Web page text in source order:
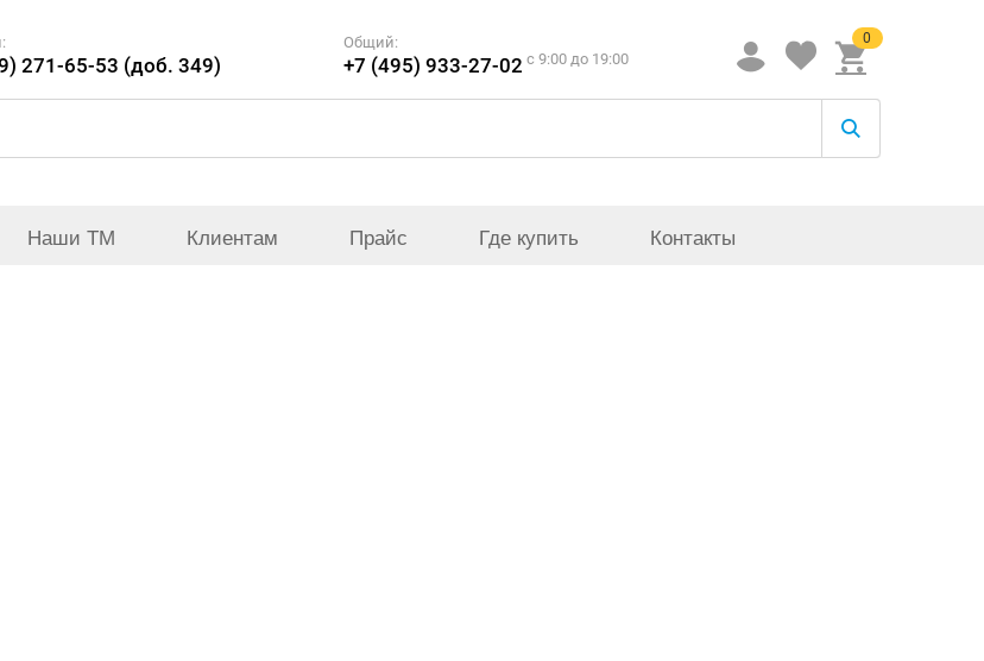
271-65-53 (доб. 349)
Общий:
+7 (495) 933-27-02 c 9:00 до 19:00
0
Наши ТМ Клиентам Прайс Где купить Контакты